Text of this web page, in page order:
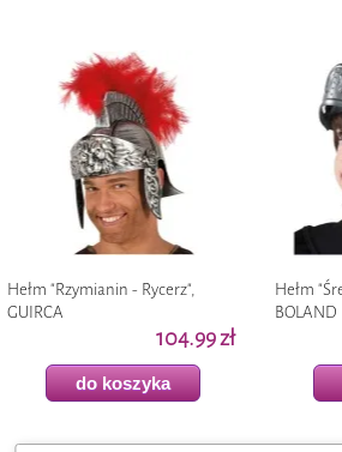
Hełm "Rzymianin - Rycerz",
GUIRCA
104.99 zł
do koszyka
Hełm
BOLAND